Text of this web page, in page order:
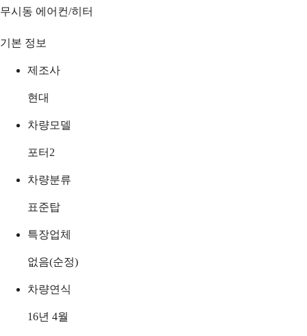
무시동 에어컨/히터
기본 정보
제조사
현대
차량모델
포터2
차량분류
표준탑
특장업체
없음(순정)
차량연식
16년 4월